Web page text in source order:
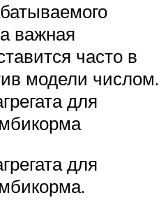
важная
часто в
модели числом.
для
для